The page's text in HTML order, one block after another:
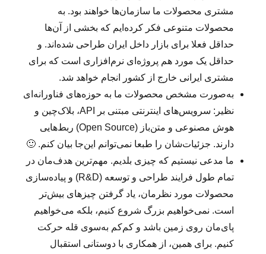
مشتری محصولات ما سازمان‌ها خواهند بود. به
محصولات متنوعی فکر کرده‌ایم که بخشی از آن‌ها
حداقل فعلا برای بازار داخل ایران طراحی شده‌اند. و
حداقل یک مورد هم پروژه‌ای نرم‌افزاری است که برای
مشتری ایرانی خارج از کشور انجام خواهد شد.
به‌صورت مشخص محصولات ما به حوزه‌های فناورانه‌ای
نظیر: سرویس‌های اینترنتی مبتنی بر API، بلاک‌چین و
هوش مصنوعی و متن‌باز (Open Source) ربط‌هایی
دارند. جزئیات‌شان را طبعا نمی‌توانم این‌جا بیان کنم. 🙂
ما مدعی نیستیم که چیزی بلدیم. مهم‌ترین هدف‌مان در
تمام طول فرایند طراحی و توسعه (R&D) و پیاده‌سازی
محصولات مورد نظرمان، یاد گرفتن چیزهای بیش‌تر
است. نمی‌خواهیم بزرگ شروع کنیم، بلکه می‌خواهیم
پای‌مان روی زمین باشد و کم‌کم به‌سوی قله‌ حرکت
کنیم. برای همین، از همکاری با دوستانی استقبال